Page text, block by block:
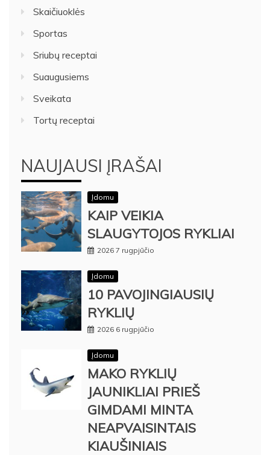
Skaičiuoklės
Sportas
Sriubų receptai
Suaugusiems
Sveikata
Tortų receptai
NAUJAUSI ĮRAŠAI
Įdomu
KAIP VEIKIA
SLAUGYTOJOS RYKLIAI
2026 7 rugpjūčio
Įdomu
10 PAVOJINGIAUSIŲ
RYKLIŲ
2026 6 rugpjūčio
Įdomu
MAKO RYKLIŲ
JAUNIKLIAI PRIEŠ
GIMDAMI MINTA
NEAPVAISINTAIS
KIAUŠINIAIS